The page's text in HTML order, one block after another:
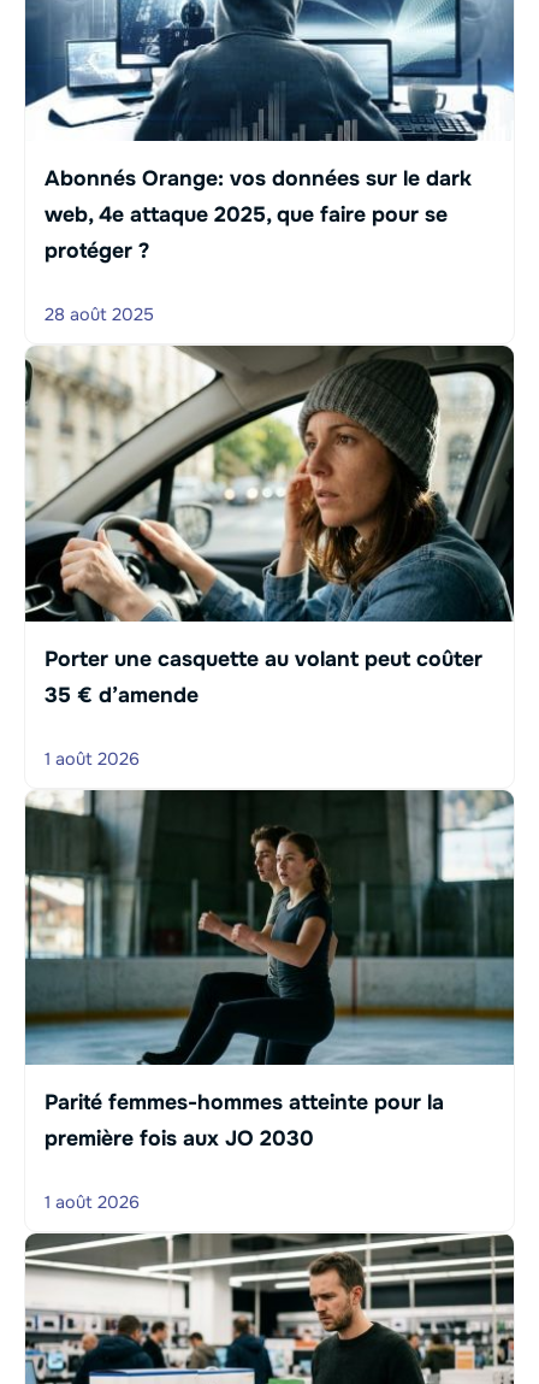
Abonnés Orange: vos données sur le dark
web, 4e attaque 2025, que faire pour se
protéger ?
28 août 2025
Porter une casquette au volant peut coûter
35 € d’amende
1 août 2026
Parité femmes-hommes atteinte pour la
première fois aux JO 2030
1 août 2026